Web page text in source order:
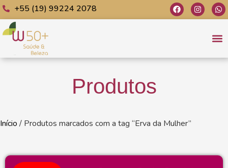
+55 (19) 99224 2078
Produtos
Início / Produtos marcados com a tag “Erva da Mulher”